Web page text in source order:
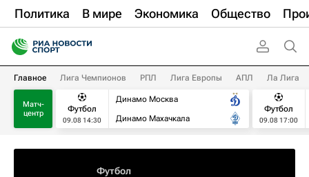
Политика В мире Экономика Общество
Главное Лига Чемпионов РПЛ Лига Европы АПЛ Ла Лига
Матч-
центр
Футбол
09.08 14:30
Динамо Москва
Динамо Махачкала
Футбол
09.08 17:00
Футбол